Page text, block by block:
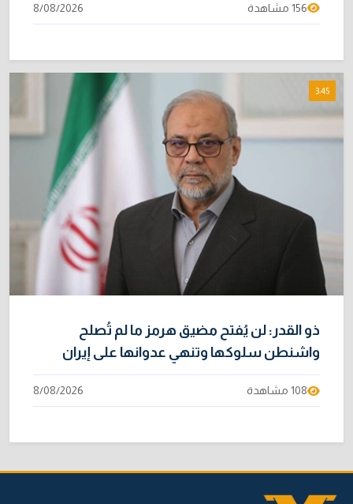
156 مشاهدة 8/08/2026
3:45
ذو القدر: لن يُفتح مضيق هرمز ما لم تُصلح
واشنطن سلوكها وتنهي عدوانها على إيران
108 مشاهدة 8/08/2026